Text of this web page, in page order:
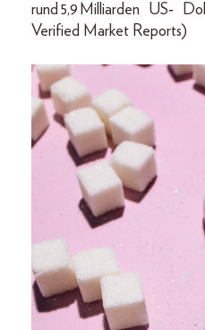
rund 5,9 Milliarden US‑
Verified Market Reports)